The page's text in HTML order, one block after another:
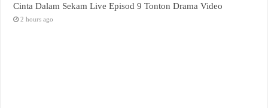
Cinta Dalam Sekam Live Episod 9 Tonton Drama Video
2 hours ago